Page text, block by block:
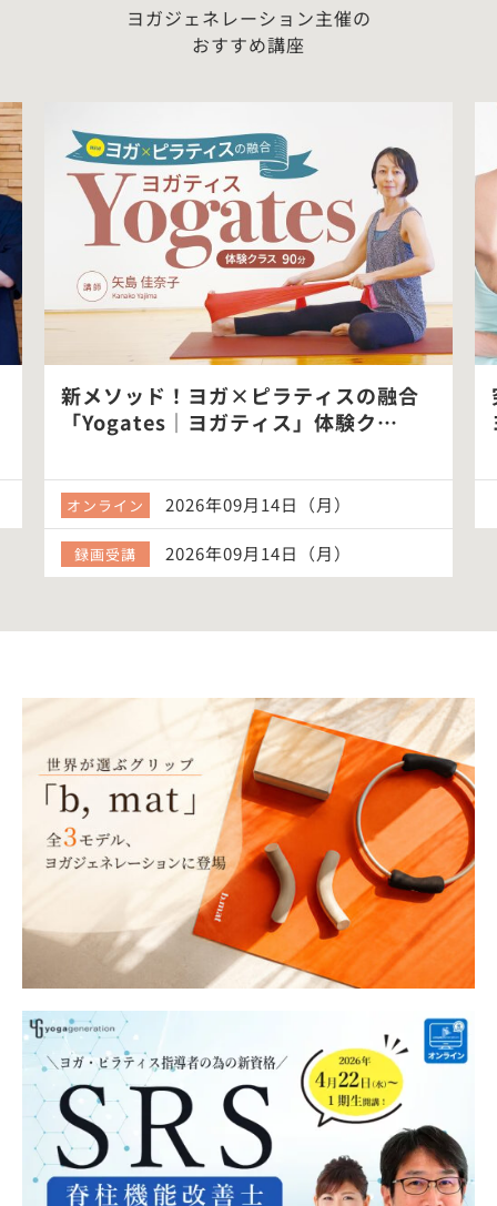
ヨガジェネレーション主催の
おすすめ講座
新メソッド！ヨガ×ピラティスの融合
「Yogates｜ヨガティス」体験ク…
オンライン 2026年09月14日（月）
録画受講 2026年09月14日（月）